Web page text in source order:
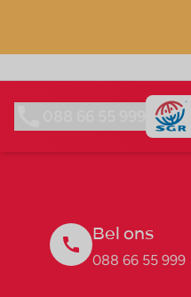
Bel ons
088 66 55 999